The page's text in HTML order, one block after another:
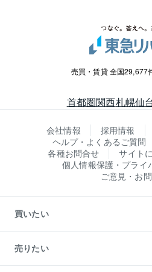
売買・賃貸 全国29,677
首都圏関西札幌仙
会社情報 採用情報
ヘルプ・よくあるご質問
各種お問合せ
サイト
個人情報保護・プライ
ご意見・お
買いたい
新築・分譲マンションの購入
中古マンションの購入
一戸建ての購入
売りたい